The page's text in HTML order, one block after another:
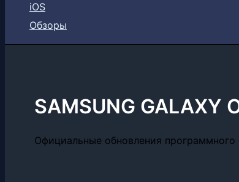
iOS
Обзоры
SAMSUNG
Официальные обновления программного